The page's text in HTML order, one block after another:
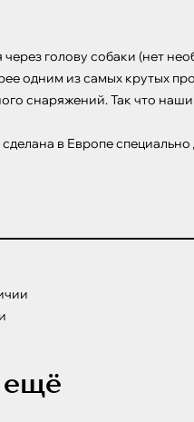
голову собаки (нет
одним из самых крутых
снаряжений. Так что
в Европе специально
ещё